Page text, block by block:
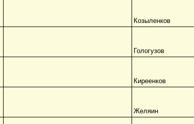
Козыленков
Гологузов
Киреенков
Желяин